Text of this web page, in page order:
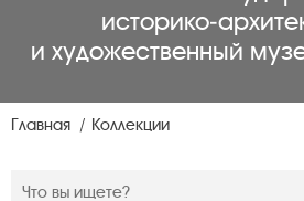
и художественный
Главная Коллекции